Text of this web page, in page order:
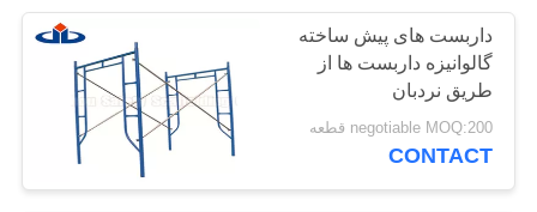
سیستم داربست
Kwikstage
15
داربست های پیش ساخته
گالوانیزه داربست ها از
طریق نردبان
negotiable MOQ:200 قطعه
CONTACT